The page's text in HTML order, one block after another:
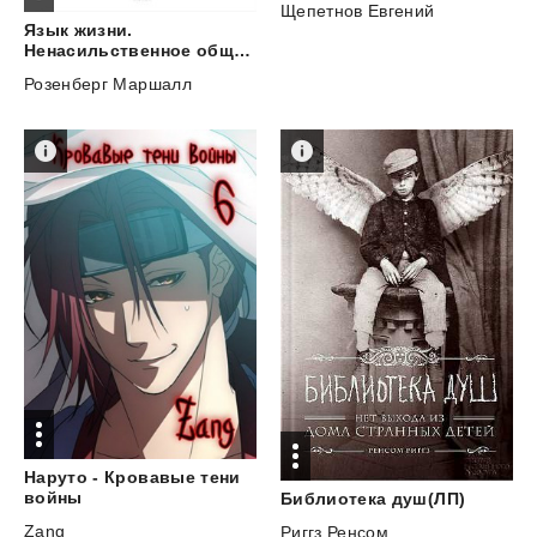
Язык жизни.
Ненасильственное общение
Розенберг Маршалл
Щепетнов Евгений
Наруто - Кровавые тени
войны
Zang
Библиотека душ(ЛП)
Риггз Ренсом